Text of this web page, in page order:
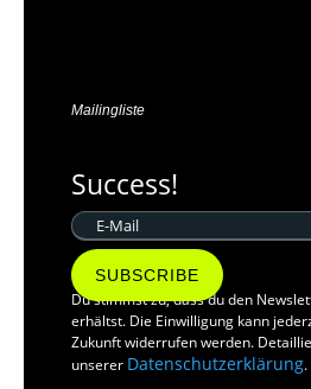
Mailingliste
Success!
SUBSCRIBE
Du stimmst zu, dass du den
erhältst. Die Einwilligung kann
Zukunft widerrufen werden.
unserer Datenschutzerklärung.